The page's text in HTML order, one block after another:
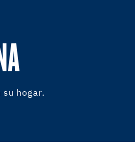
hogar.